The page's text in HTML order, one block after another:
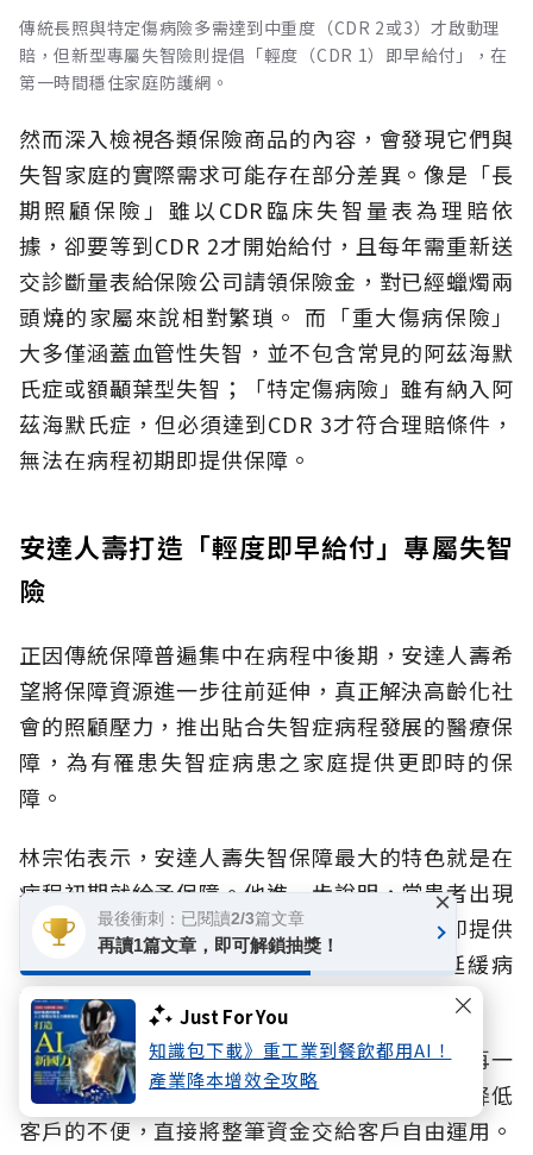
Just For You
知識包下載》重工業到餐飲都用AI！
產業降本增效全攻略
傳統長照與特定傷病險多需達到中重度（CDR 2或3）才啟動理
賠，但新型專屬失智險則提倡「輕度（CDR 1）即早給付」，在
第一時間穩住家庭防護網。
然而深入檢視各類保險商品的內容，會發現它們與
失智家庭的實際需求可能存在部分差異。像是「長
期照顧保險」雖以CDR臨床失智量表為理賠依
據，卻要等到CDR 2才開始給付，且每年需重新送
交診斷量表給保險公司請領保險金，對已經蠟燭兩
頭燒的家屬來說相對繁瑣。 而「重大傷病保險」
大多僅涵蓋血管性失智，並不包含常見的阿茲海默
氏症或額顳葉型失智；「特定傷病險」雖有納入阿
茲海默氏症，但必須達到CDR 3才符合理賠條件，
無法在病程初期即提供保障。
安達人壽打造「輕度即早給付」專屬失智
險
正因傳統保障普遍集中在病程中後期，安達人壽希
望將保障資源進一步往前延伸，真正解決高齡化社
會的照顧壓力，推出貼合失智症病程發展的醫療保
障，為有罹患失智症病患之家庭提供更即時的保
障。
林宗佑表示，安達人壽失智保障最大的特色就是在
病程初期就給予保障。他進一步說明，當患者出現
前兆並確診為輕度失智（CDR 1）時，保單即提供
部分保障，協助家庭第一時間啟動治療、延緩病
程。
若病程不幸惡化至中重度（CDR 2以上），則再一
次性提供整筆理賠給付。「這樣的設計是為了降低
客戶的不便，直接將整筆資金交給客戶自由運用。
最後衝刺：已閱讀2/3篇文章
再讀1篇文章，即可解鎖抽獎！
×